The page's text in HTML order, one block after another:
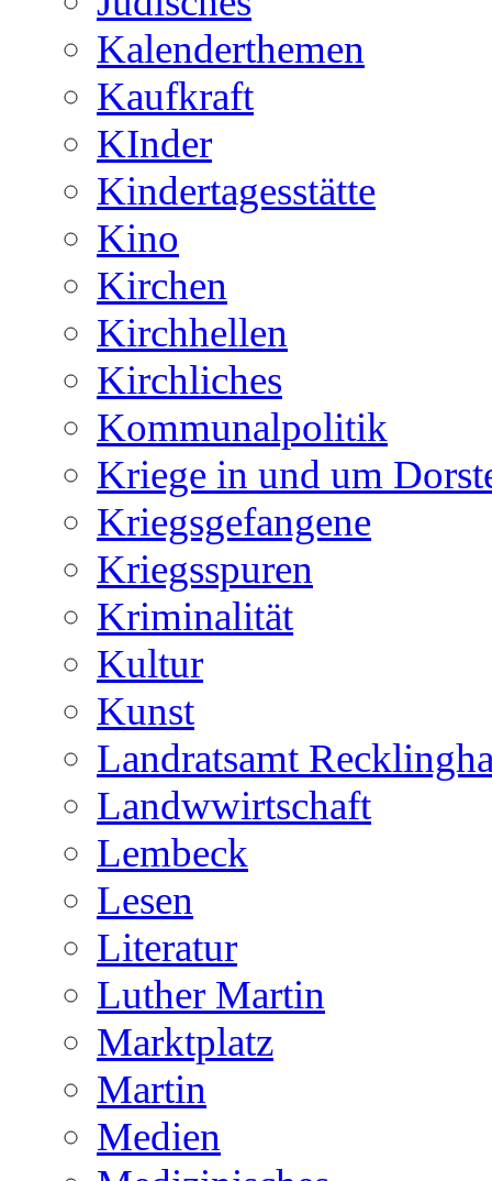
Kalenderthemen
Kaufkraft
KInder
Kindertagesstätte
Kino
Kirchen
Kirchhellen
Kirchliches
Kommunalpolitik
Kriege in und um
Kriegsgefangene
Kriegsspuren
Kriminalität
Kultur
Kunst
Landratsamt
Landwwirtschaft
Lembeck
Lesen
Literatur
Luther Martin
Marktplatz
Martin
Medien